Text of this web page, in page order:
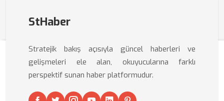
StHaber
Stratejik bakış açısıyla güncel haberleri ve
gelişmeleri ele alan, okuyucularına farklı
perspektif sunan haber platformudur.